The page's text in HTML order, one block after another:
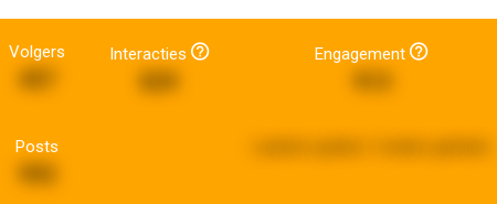
Volgers Interacties Engagement
Posts